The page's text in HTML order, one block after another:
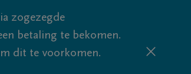
zogezegde
betaling te bekomen.
dit te voorkomen.